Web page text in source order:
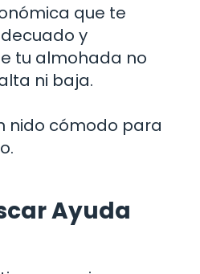
que te
y
tu almohada no
ni baja.
nido cómodo para
Ayuda